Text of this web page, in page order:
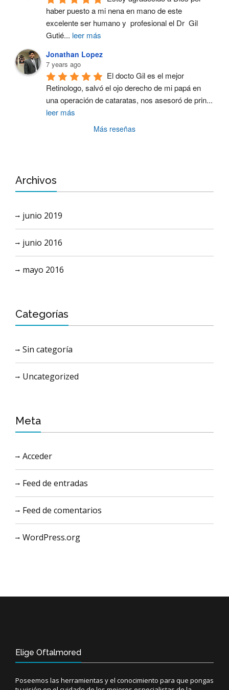
haber puesto a mi nena en mano de este
excelente ser humano y  profesional el Dr  Gil
Gutié... leer más
Jonathan Lopez
7 years ago
El docto Gil es el mejor
Retinologo, salvó el ojo derecho de mi papá en
una operación de cataratas, nos asesoró de prin...
leer más
Más reseñas
Archivos
junio 2019
junio 2016
mayo 2016
Categorías
Sin categoría
Uncategorized
Meta
Acceder
Feed de entradas
Feed de comentarios
WordPress.org
Elige Oftalmored
Poseemos las herramientas y el conocimiento para que pongas